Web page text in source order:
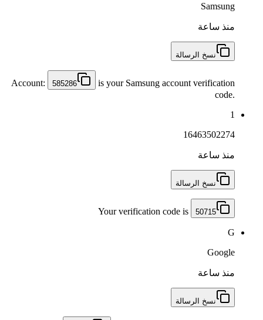
Samsung
منذ ساعة
نسخ الرسالة
Account: 585286
is your Samsung account verification
code.
1
16463502274
منذ ساعة
نسخ الرسالة
Your verification code is 50715
G
Google
منذ ساعة
نسخ الرسالة